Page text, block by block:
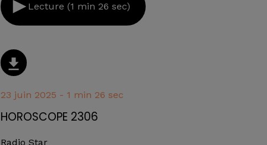
Lecture (1 min 26 sec)
23 juin 2025 - 1 min 26 sec
HOROSCOPE 2306
Radio Star